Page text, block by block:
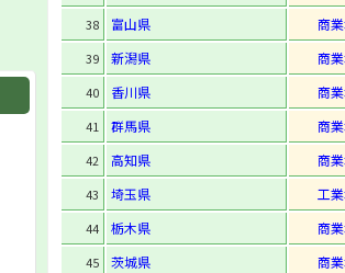
38 富山県 商
39 新潟県 商
40 香川県 商
41 群馬県 商
42 高知県 商
43 埼玉県 工
44 栃木県 商
45 茨城県 商